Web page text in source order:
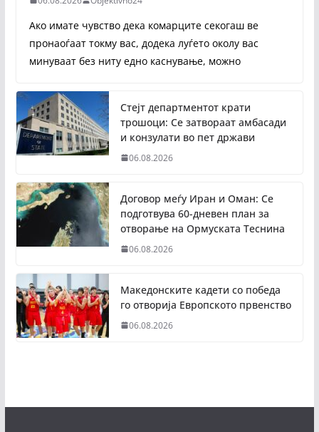
Ако имате чувство дека комарците секогаш ве
пронаоѓаат токму вас, додека луѓето околу вас
минуваат без ниту едно каснување, можно
Стејт департментот крати
трошоци: Се затвораат амбасади
и конзулати во пет држави
06.08.2026
Договор меѓу Иран и Оман: Се
подготвува 60-дневен план за
отворање на Ормуската Теснина
06.08.2026
Македонските кадети со победа
го отворија Европското првенство
06.08.2026